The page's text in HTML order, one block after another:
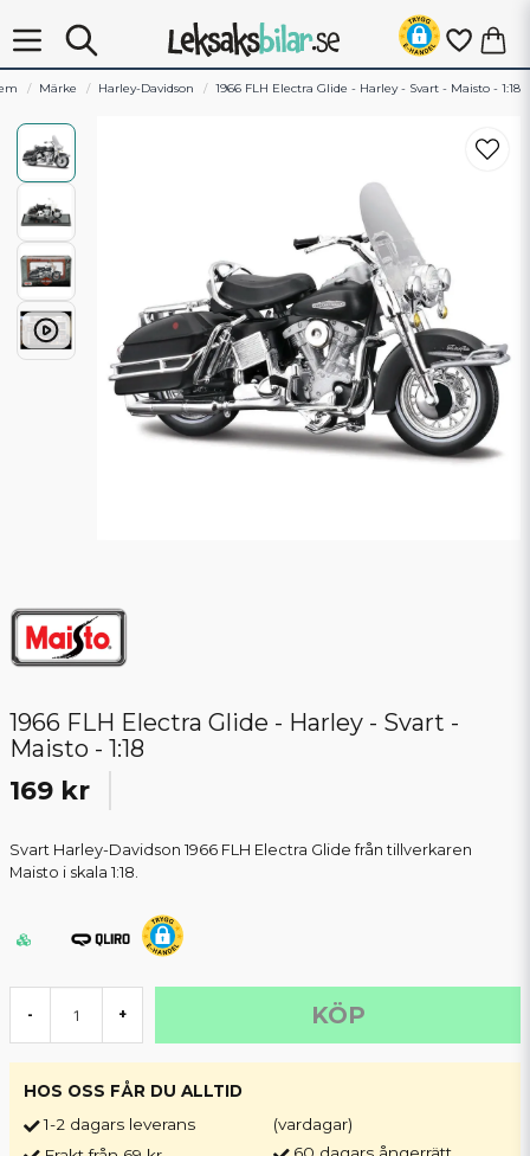
Märke Harley-Davidson 1966 FLH Electra Glide - Harley - Svart - Maisto - 1:18
1966 FLH Electra Glide - Harley - Svart -
Maisto - 1:18
169 kr
Svart Harley-Davidson 1966 FLH Electra Glide från tillverkaren
Maisto i skala 1:18.
- + KÖP
HOS OSS FÅR DU ALLTID
1-2 dagars leverans
(vardagar)